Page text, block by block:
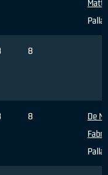
Palla
8
8
De
Palla